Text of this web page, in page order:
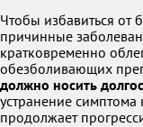
Чтобы избавиться от
причинные
кратковременно
обезболивающих
должно носить
устранение
продолжает